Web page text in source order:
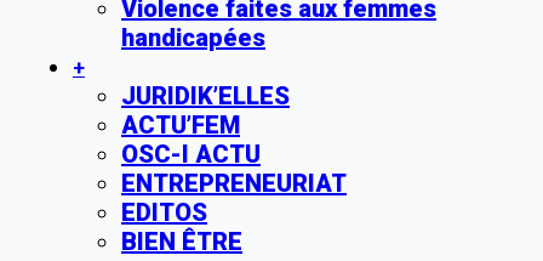
Violence faites aux femmes
handicapées
+
JURIDIK’ELLES
ACTU’FEM
OSC-I ACTU
ENTREPRENEURIAT
EDITOS
BIEN ÊTRE